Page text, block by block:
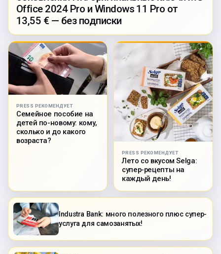
Office 2024 Pro и Windows 11 Pro от
13,55 € — без подписки
PRESS РЕКОМЕНДУЕТ
Семейное пособие на
детей по-новому: кому,
сколько и до какого
возраста?
PRESS РЕКОМЕНДУЕТ
Лето со вкусом Selga:
супер-рецепты на
каждый день!
Industra Bank: много полезного плюс супер-
услуга для самозанятых!